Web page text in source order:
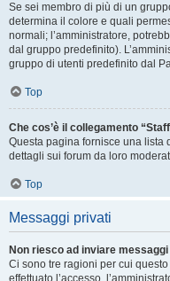
Se sei membro di più di un
determina il colore e quali
normali; l’amministratore,
dal gruppo predefinito).
gruppo di utenti predefinito dal
Top
Che cos’è il collegamento
Questa pagina fornisce una lista
dettagli sui forum da loro
Top
Messaggi privati
Non riesco ad inviare
Ci sono tre ragioni per cui
effettuato l’accesso,